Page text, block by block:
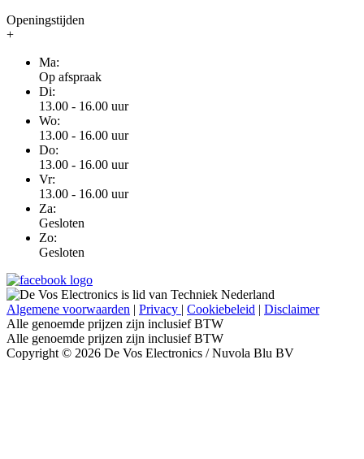
Openingstijden
+
Ma:
Op afspraak
Di:
13.00 - 16.00 uur
Wo:
13.00 - 16.00 uur
Do:
13.00 - 16.00 uur
Vr:
13.00 - 16.00 uur
Za:
Gesloten
Zo:
Gesloten
Algemene voorwaarden | Privacy | Cookiebeleid | Disclaimer
Alle genoemde prijzen zijn inclusief BTW
Alle genoemde prijzen zijn inclusief BTW
Copyright © 2026 De Vos Electronics / Nuvola Blu BV